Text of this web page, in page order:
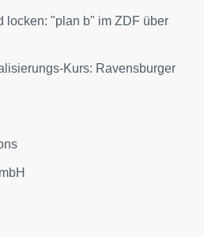
locken: "plan b" im ZDF über
Kurs: Ravensburger